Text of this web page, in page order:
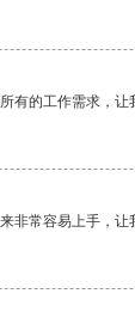
有的工作需求，让
非常容易上手，让